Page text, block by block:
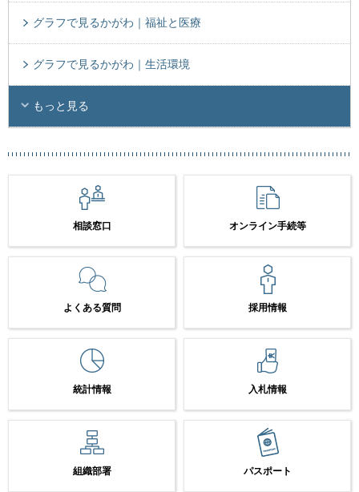
グラフで見るかがわ｜福祉と医療
グラフで見るかがわ｜生活環境
もっと見る
相談窓口 オンライン手続等
よくある質問 採用情報
統計情報 入札情報
組織部署 パスポート